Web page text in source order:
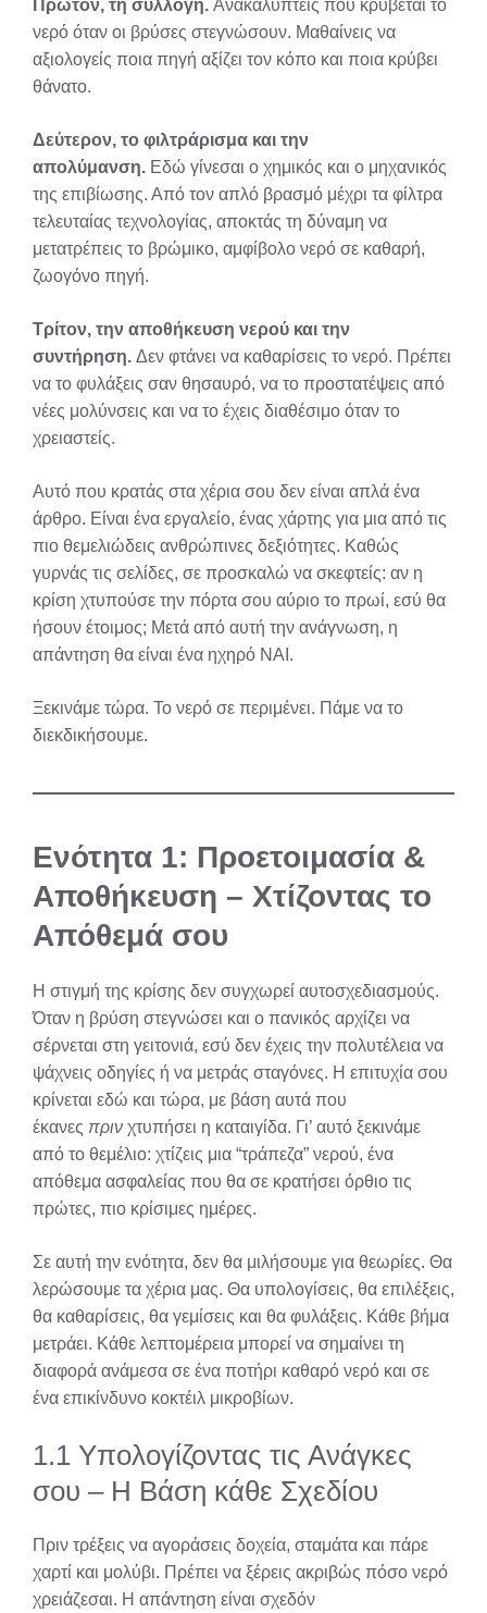
Πρώτον, τη συλλογή. Ανακαλύπτεις πού κρύβεται το
νερό όταν οι βρύσες στεγνώσουν. Μαθαίνεις να
αξιολογείς ποια πηγή αξίζει τον κόπο και ποια κρύβει
θάνατο.
Δεύτερον, το φιλτράρισμα και την
απολύμανση. Εδώ γίνεσαι ο χημικός και ο μηχανικός
της επιβίωσης. Από τον απλό βρασμό μέχρι τα φίλτρα
τελευταίας τεχνολογίας, αποκτάς τη δύναμη να
μετατρέπεις το βρώμικο, αμφίβολο νερό σε καθαρή,
ζωογόνο πηγή.
Τρίτον, την αποθήκευση νερού και την
συντήρηση. Δεν φτάνει να καθαρίσεις το νερό. Πρέπει
να το φυλάξεις σαν θησαυρό, να το προστατέψεις από
νέες μολύνσεις και να το έχεις διαθέσιμο όταν το
χρειαστείς.
Αυτό που κρατάς στα χέρια σου δεν είναι απλά ένα
άρθρο. Είναι ένα εργαλείο, ένας χάρτης για μια από τις
πιο θεμελιώδεις ανθρώπινες δεξιότητες. Καθώς
γυρνάς τις σελίδες, σε προσκαλώ να σκεφτείς: αν η
κρίση χτυπούσε την πόρτα σου αύριο το πρωί, εσύ θα
ήσουν έτοιμος; Μετά από αυτή την ανάγνωση, η
απάντηση θα είναι ένα ηχηρό ΝΑΙ.
Ξεκινάμε τώρα. Το νερό σε περιμένει. Πάμε να το
διεκδικήσουμε.
Ενότητα 1: Προετοιμασία &
Αποθήκευση – Χτίζοντας το
Απόθεμά σου
Η στιγμή της κρίσης δεν συγχωρεί αυτοσχεδιασμούς.
Όταν η βρύση στεγνώσει και ο πανικός αρχίζει να
σέρνεται στη γειτονιά, εσύ δεν έχεις την πολυτέλεια να
ψάχνεις οδηγίες ή να μετράς σταγόνες. Η επιτυχία σου
κρίνεται εδώ και τώρα, με βάση αυτά που
έκανες πριν χτυπήσει η καταιγίδα. Γι’ αυτό ξεκινάμε
από το θεμέλιο: χτίζεις μια “τράπεζα” νερού, ένα
απόθεμα ασφαλείας που θα σε κρατήσει όρθιο τις
πρώτες, πιο κρίσιμες ημέρες.
Σε αυτή την ενότητα, δεν θα μιλήσουμε για θεωρίες. Θα
λερώσουμε τα χέρια μας. Θα υπολογίσεις, θα επιλέξεις,
θα καθαρίσεις, θα γεμίσεις και θα φυλάξεις. Κάθε βήμα
μετράει. Κάθε λεπτομέρεια μπορεί να σημαίνει τη
διαφορά ανάμεσα σε ένα ποτήρι καθαρό νερό και σε
ένα επικίνδυνο κοκτέιλ μικροβίων.
1.1 Υπολογίζοντας τις Ανάγκες
σου – Η Βάση κάθε Σχεδίου
Πριν τρέξεις να αγοράσεις δοχεία, σταμάτα και πάρε
χαρτί και μολύβι. Πρέπει να ξέρεις ακριβώς πόσο νερό
χρειάζεσαι. Η απάντηση είναι σχεδόν